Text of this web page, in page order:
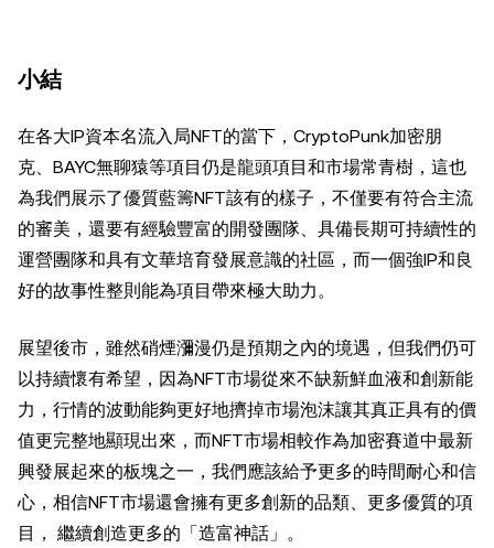
小結
在各大IP資本名流入局NFT的當下，CryptoPunk加密朋
克、BAYC無聊猿等項目仍是龍頭項目和市場常青樹，這也
為我們展示了優質藍籌NFT該有的樣子，不僅要有符合主流
的審美，還要有經驗豐富的開發團隊、具備長期可持續性的
運營團隊和具有文華培育發展意識的社區，而一個強IP和良
好的故事性整則能為項目帶來極大助力。
展望後市，雖然硝煙瀰漫仍是預期之內的境遇，但我們仍可
以持續懷有希望，因為NFT市場從來不缺新鮮血液和創新能
力，行情的波動能夠更好地擠掉市場泡沫讓其真正具有的價
值更完整地顯現出來，而NFT市場相較作為加密賽道中最新
興發展起來的板塊之一，我們應該給予更多的時間耐心和信
心，相信NFT市場還會擁有更多創新的品類、更多優質的項
目， 繼續創造更多的「造富神話」。